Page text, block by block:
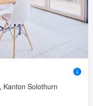
Kanton Solothurn